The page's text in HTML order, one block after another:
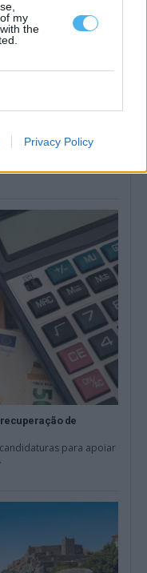
my
the
Privacy Policy
de
para apoiar